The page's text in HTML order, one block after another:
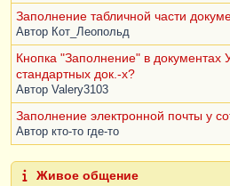
Заполнение табличной части
Автор Кот_Леопольд
Кнопка "Заполнение" в документах
стандартных док.-х?
Автор Valery3103
Заполнение электронной почты у
Автор кто-то где-то
Живое общение